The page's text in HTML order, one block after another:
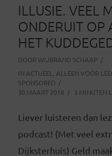
ILLUSIE. VEEL
ONDERUIT OP
HET
DOOR WIJBRAND SCHAAP
IN ACTUEEL , ALLEEN VOOR
SPONSORED
30 MAART 2018
3 MINUTEN
Liever luisteren dan
podcast! (Met veel
Dijksterhuis) Geld